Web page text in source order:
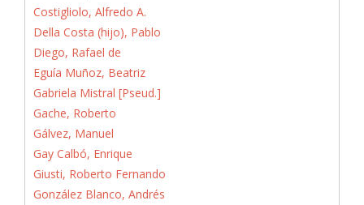
Costigliolo, Alfredo A.
Della Costa (hijo), Pablo
Diego, Rafael de
Eguía Muñoz, Beatriz
Gabriela Mistral [Pseud.]
Gache, Roberto
Gálvez, Manuel
Gay Calbó, Enrique
Giusti, Roberto Fernando
González Blanco, Andrés